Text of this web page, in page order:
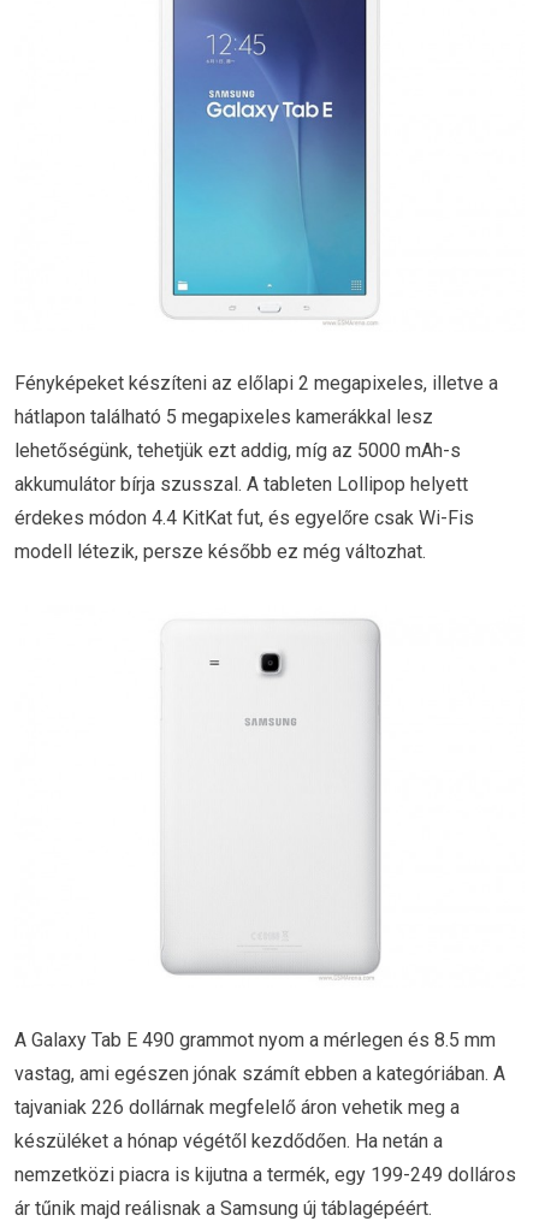
Fényképeket készíteni az előlapi 2 megapixeles, illetve a
hátlapon található 5 megapixeles kamerákkal lesz
lehetőségünk, tehetjük ezt addig, míg az 5000 mAh-s
akkumulátor bírja szusszal. A tableten Lollipop helyett
érdekes módon 4.4 KitKat fut, és egyelőre csak Wi-Fis
modell létezik, persze később ez még változhat.
A Galaxy Tab E 490 grammot nyom a mérlegen és 8.5 mm
vastag, ami egészen jónak számít ebben a kategóriában. A
tajvaniak 226 dollárnak megfelelő áron vehetik meg a
készüléket a hónap végétől kezdődően. Ha netán a
nemzetközi piacra is kijutna a termék, egy 199-249 dolláros
ár tűnik majd reálisnak a Samsung új táblagépéért.